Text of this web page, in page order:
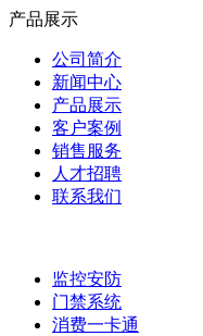
产品展示
公司简介
新闻中心
产品展示
客户案例
销售服务
人才招聘
联系我们
监控安防
门禁系统
消费一卡通